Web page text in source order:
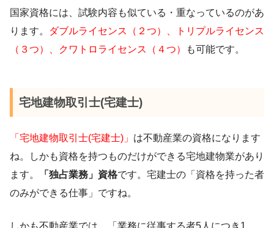
国家資格には、試験内容も似ている・重なっているのがあ
ります。
ダブルライセンス（２つ）、トリプルライセンス
（３つ）、クワトロライセンス（４つ）
も可能です。
宅地建物取引士(宅建士)
「宅地建物取引士(宅建士)」 は不動産業の資格になります
ね。しかも資格を持つものだけができる宅地建物業があり
ます。
「独占業務」資格です。宅建士の「資格を持った者
のみができる仕事」ですね。
しかも不動産業では、
「業務に従事する者5人につき1